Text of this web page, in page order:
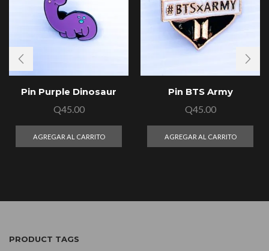
Pin Purple Dinosaur
Q45.00
AGREGAR AL CARRITO
Pin BTS Army
Q45.00
AGREGAR AL CARRITO
PRODUCT TAGS